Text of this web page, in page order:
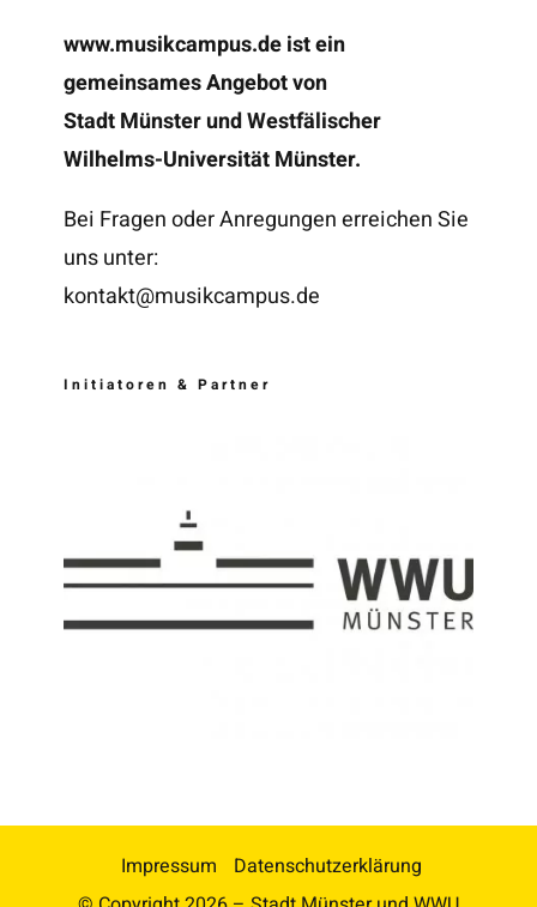
www.musikcampus.deist ein
gemeinsames Angebot von
Stadt Münster und Westfälischer
Wilhelms-Universität Münster.
Bei Fragen oder Anregungen erreichen Sie
uns unter:
kontakt@musikcampus.de
Initiatoren & Partner
Impressum
Datenschutzerklärung